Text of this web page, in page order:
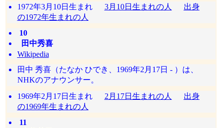
1972年3月10日生まれ 3月10日生まれの人
出身
の1972年生まれの人
10
田中秀喜
Wikipedia
田中 秀喜（たなか ひでき、1969年2月17日 - ）は、
NHKのアナウンサー。
1969年2月17日生まれ 2月17日生まれの人
出身
の1969年生まれの人
11